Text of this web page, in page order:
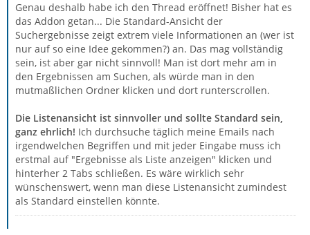
Genau deshalb habe ich den Thread eröffnet! Bisher hat es
das Addon getan... Die Standard-Ansicht der
Suchergebnisse zeigt extrem viele Informationen an (wer ist
nur auf so eine Idee gekommen?) an. Das mag vollständig
sein, ist aber gar nicht sinnvoll! Man ist dort mehr am in
den Ergebnissen am Suchen, als würde man in den
mutmaßlichen Ordner klicken und dort runterscrollen.
Die Listenansicht ist sinnvoller und sollte Standard sein,
ganz ehrlich! Ich durchsuche täglich meine Emails nach
irgendwelchen Begriffen und mit jeder Eingabe muss ich
erstmal auf "Ergebnisse als Liste anzeigen" klicken und
hinterher 2 Tabs schließen. Es wäre wirklich sehr
wünschenswert, wenn man diese Listenansicht zumindest
als Standard einstellen könnte.